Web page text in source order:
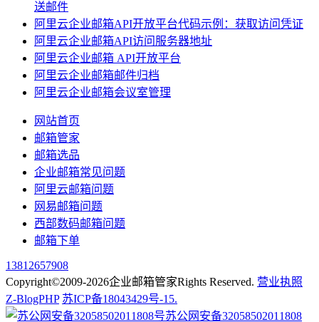
送邮件
阿里云企业邮箱API开放平台代码示例：获取访问凭证
阿里云企业邮箱API访问服务器地址
阿里云企业邮箱 API开放平台
阿里云企业邮箱邮件归档
阿里云企业邮箱会议室管理
网站首页
邮箱管家
邮箱选品
企业邮箱常见问题
阿里云邮箱问题
网易邮箱问题
西部数码邮箱问题
邮箱下单
13812657908
Copyright©2009-2026企业邮箱管家Rights Reserved. 营业执照
Z-BlogPHP 苏ICP备18043429号-15.
苏公网安备32058502011808